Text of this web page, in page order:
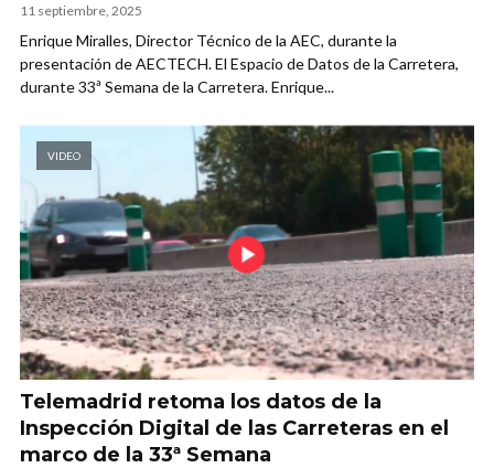
11 septiembre, 2025
Enrique Miralles, Director Técnico de la AEC, durante la
presentación de AECTECH. El Espacio de Datos de la Carretera,
durante 33ª Semana de la Carretera. Enrique...
VIDEO
Telemadrid retoma los datos de la
Inspección Digital de las Carreteras en el
marco de la 33ª Semana